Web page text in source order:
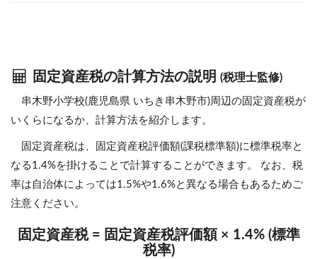
固定資産税の計算方法の説明 (税理士監修)
串木野小学校(鹿児島県 いちき串木野市)周辺の固定資産税が
いくらになるか、計算方法を紹介します。
固定資産税は、固定資産税評価額(課税標準額)に標準税率と
なる1.4%を掛けることで計算することができます。 なお、税
率は自治体によっては1.5%や1.6%と異なる場合もあるためご
注意ください。
固定資産税 = 固定資産税評価額 × 1.4% (標準
税率)